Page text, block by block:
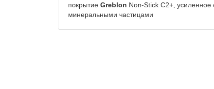
покрытиеGreblon Non-Stick C2+,
минеральными частицами